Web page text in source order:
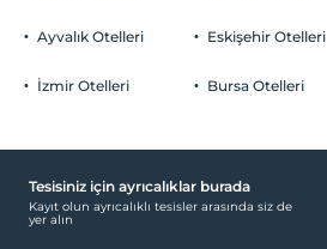
Ayvalık Otelleri
İzmir Otelleri
Eskişehir Otelleri
Bursa Otelleri
Tesisiniz için ayrıcalıklar burada
Kayıt olun ayrıcalıklı tesisler arasında siz de
yer alın